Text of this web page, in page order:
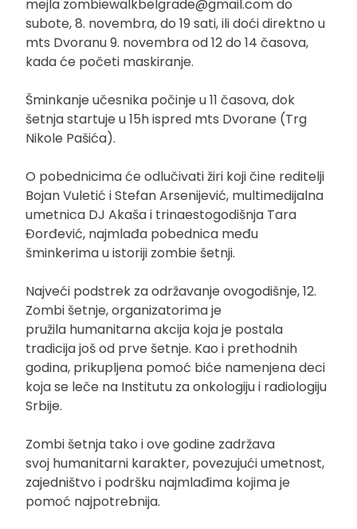
mejla zombiewalkbelgrade@gmail.comdo
subote, 8. novembra, do 19 sati, ili doći direktno u
mts Dvoranu 9. novembra od 12 do 14 časova,
kada će početi maskiranje.
Šminkanje učesnika počinje u 11 časova, dok
šetnja startuje u 15h ispred mts Dvorane (Trg
Nikole Pašića).
O pobednicima će odlučivati žiri koji čine reditelji
Bojan Vuletić i Stefan Arsenijević, multimedijalna
umetnica DJ Akaša i trinaestogodišnja Tara
Đorđević, najmlađa pobednica među
šminkerima u istoriji zombie šetnji.
Najveći podstrek za održavanje ovogodišnje, 12.
Zombi šetnje, organizatorima je
pružila humanitarna akcija koja je postala
tradicija još od prve šetnje. Kao i prethodnih
godina, prikupljena pomoć biće namenjena deci
koja se leče na Institutu za onkologiju i radiologiju
Srbije.
Zombi šetnja tako i ove godine zadržava
svoj humanitarni karakter, povezujući umetnost,
zajedništvo i podršku najmlađima kojima je
pomoć najpotrebnija.